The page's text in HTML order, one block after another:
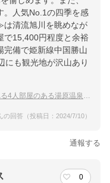
。人気No.1の四季を感
清流旭川を眺めなが
で15,400円程度と余裕
完備で姫新線中国勝山
にも観光地が沢山あり
を教えてください。学生なので予算は2万円以内です！
の回答（投稿日：2024/7/10）
通報する
0